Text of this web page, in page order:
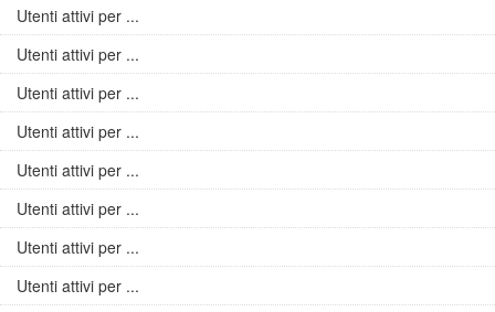
Utenti attivi per ...
Utenti attivi per ...
Utenti attivi per ...
Utenti attivi per ...
Utenti attivi per ...
Utenti attivi per ...
Utenti attivi per ...
Utenti attivi per ...